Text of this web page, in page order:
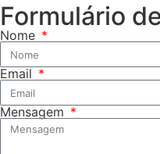
Formulário
Nome
Email
Mensagem